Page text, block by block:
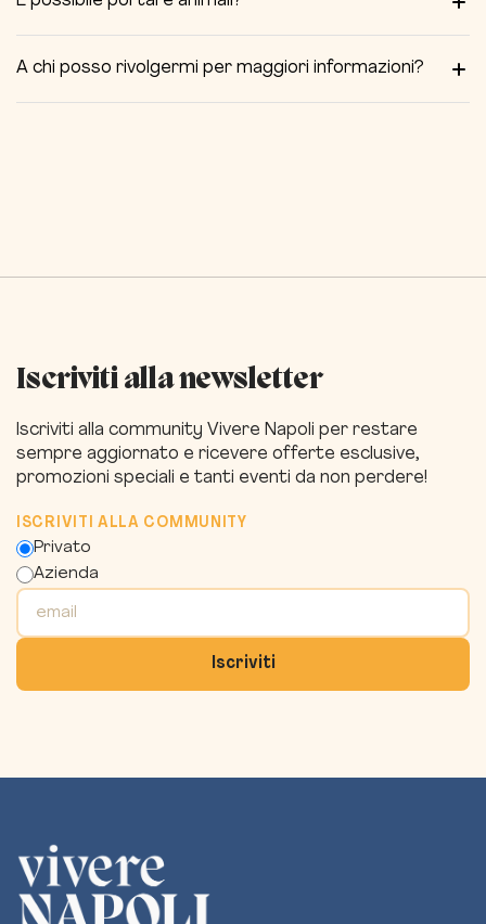
Oltre questo termine si applicano le condizioni specifiche
previste per l’evento.
l’osservazione delle stelle con telescopio, che possono
essere piacevoli e coinvolgenti anche per i più piccoli.
A chi posso rivolgermi per maggiori informazioni?
Iscriviti alla newsletter
Iscriviti alla community Vivere Napoli per restare
sempre aggiornato e ricevere offerte esclusive,
promozioni speciali e tanti eventi da non perdere!
ISCRIVITI ALLA COMMUNITY
Privato
Azienda